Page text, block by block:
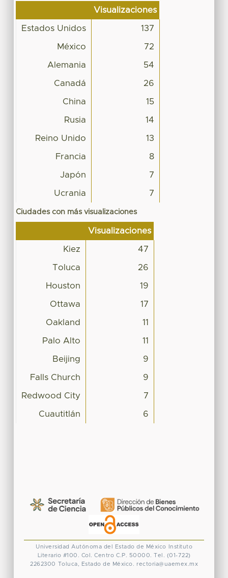
Visualizaciones
Estados Unidos 137
México 72
Alemania 54
Canadá 26
China 15
Rusia 14
Reino Unido 13
Francia 8
Japón 7
Ucrania 7
Ciudades con más visualizaciones
Visualizaciones
Kiez 47
Toluca 26
Houston 19
Ottawa 17
Oakland 11
Palo Alto 11
Beijing 9
Falls Church 9
Redwood City 7
Cuautitlán 6
Universidad Autónoma del Estado de México
Instituto
Literario #100. Col. Centro C.P. 50000. Tel. (01-722)
2262300 Toluca, Estado de México. rectoria@uaemex.mx